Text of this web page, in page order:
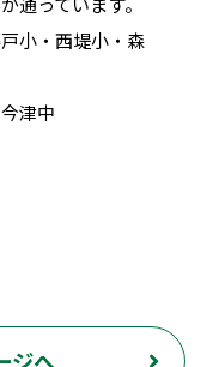
小・西堤小・森
津中